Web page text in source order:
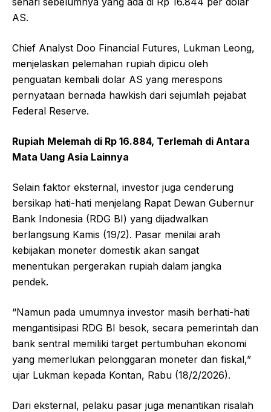
AS.
Chief Analyst Doo Financial Futures, Lukman Leong,
menjelaskan pelemahan rupiah dipicu oleh
penguatan kembali dolar AS yang merespons
pernyataan bernada hawkish dari sejumlah pejabat
Federal Reserve.
Rupiah Melemah di Rp 16.884, Terlemah di Antara
Mata Uang Asia Lainnya
Selain faktor eksternal, investor juga cenderung
bersikap hati-hati menjelang Rapat Dewan Gubernur
Bank Indonesia (RDG BI) yang dijadwalkan
berlangsung Kamis (19/2). Pasar menilai arah
kebijakan moneter domestik akan sangat
menentukan pergerakan rupiah dalam jangka
pendek.
“Namun pada umumnya investor masih berhati-hati
mengantisipasi RDG BI besok, secara pemerintah dan
bank sentral memiliki target pertumbuhan ekonomi
yang memerlukan pelonggaran moneter dan fiskal,”
ujar Lukman kepada Kontan, Rabu (18/2/2026).
Dari eksternal, pelaku pasar juga menantikan risalah